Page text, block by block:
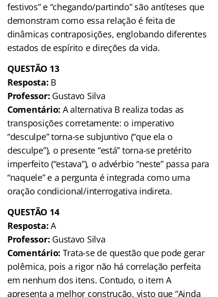
festivos” e “chegando/partindo” são antíteses que
demonstram como essa relação é feita de
dinâmicas contraposições, englobando diferentes
estados de espírito e direções da vida.
QUESTÃO 13
Resposta: B
Professor: Gustavo Silva
Comentário: A alternativa B realiza todas as
transposições corretamente: o imperativo
“desculpe” torna-se subjuntivo (“que ela o
desculpe”), o presente “está” torna-se pretérito
imperfeito (“estava”), o advérbio “neste” passa para
“naquele” e a pergunta é integrada como uma
oração condicional/interrogativa indireta.
QUESTÃO 14
Resposta:A
Professor: Gustavo Silva
Comentário: Trata-se de questão que pode gerar
polêmica, pois a rigor não há correlação perfeita
em nenhum dos itens. Contudo, o item A
apresenta a melhor construção, visto que “Ainda